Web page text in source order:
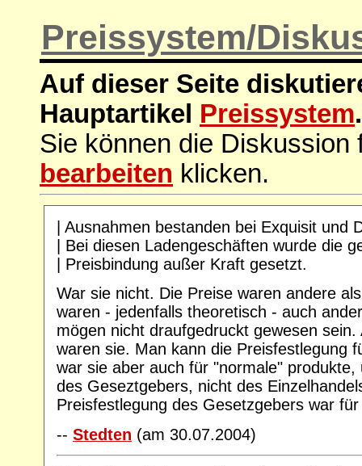
Preissystem/
Auf dieser Seite
Hauptartikel Preissystem.
Sie können die
bearbeiten klicken.
| Ausnahmen bestanden bei Exquisit und
| Bei diesen Ladengeschäften wurde die
| Preisbindung außer Kraft gesetzt.
War sie nicht. Die Preise waren andere
waren - jedenfalls theoretisch - auch
mögen nicht draufgedruckt gewesen sein.
waren sie. Man kann die Preisfestlegung
war sie aber auch für "normale" produkte,
des Geseztgebers, nicht des
Preisfestlegung des Gesetzgebers war
-- Stedten (am 30.07.2004)